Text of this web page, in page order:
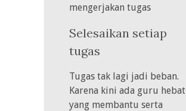
Selesaikan setiap
tugas
Tugas tak lagi jadi beban.
Karena kini ada guru hebat
yang membantu serta